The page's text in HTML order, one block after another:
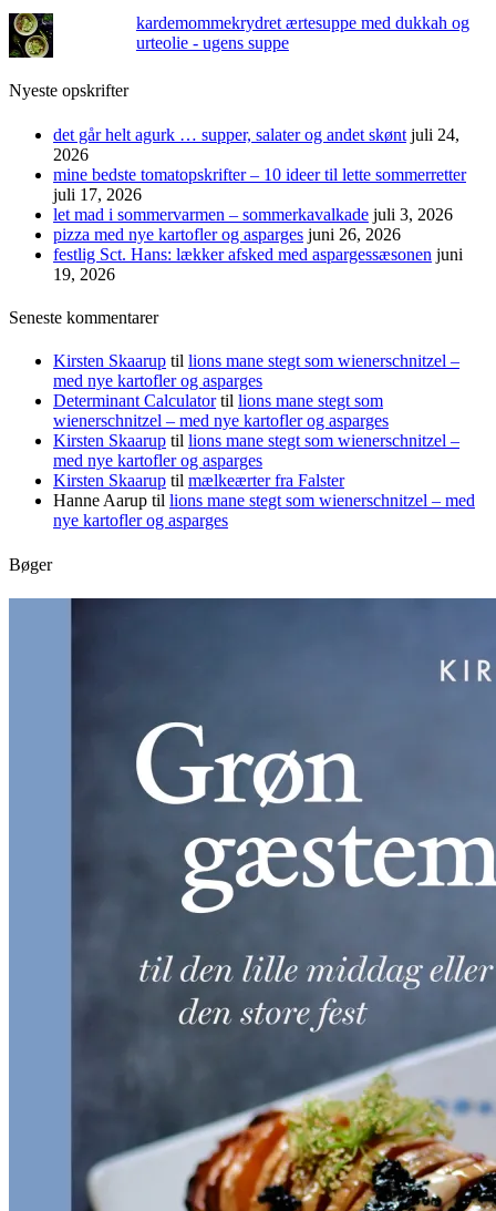
kardemommekrydret ærtesuppe med dukkah og
urteolie - ugens suppe
Nyeste opskrifter
det går helt agurk … supper, salater og andet skønt juli 24,
2026
mine bedste tomatopskrifter – 10 ideer til lette sommerretter
juli 17, 2026
let mad i sommervarmen – sommerkavalkade juli 3, 2026
pizza med nye kartofler og asparges juni 26, 2026
festlig Sct. Hans: lækker afsked med aspargessæsonen juni
19, 2026
Seneste kommentarer
Kirsten Skaarup til lions mane stegt som wienerschnitzel –
med nye kartofler og asparges
Determinant Calculatortil lions mane stegt som
wienerschnitzel – med nye kartofler og asparges
Kirsten Skaarup til lions mane stegt som wienerschnitzel –
med nye kartofler og asparges
Kirsten Skaarup til mælkeærter fra Falster
Hanne Aarup til lions mane stegt som wienerschnitzel – med
nye kartofler og asparges
Bøger